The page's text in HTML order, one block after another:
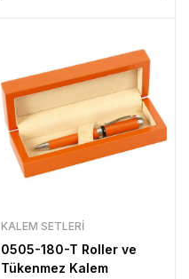
KALEM SETLERI
0505-180-T Roller ve
Tükenmez Kalem